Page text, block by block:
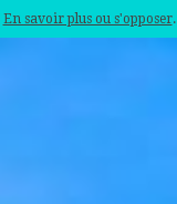
En savoir plus ou s'opposer.